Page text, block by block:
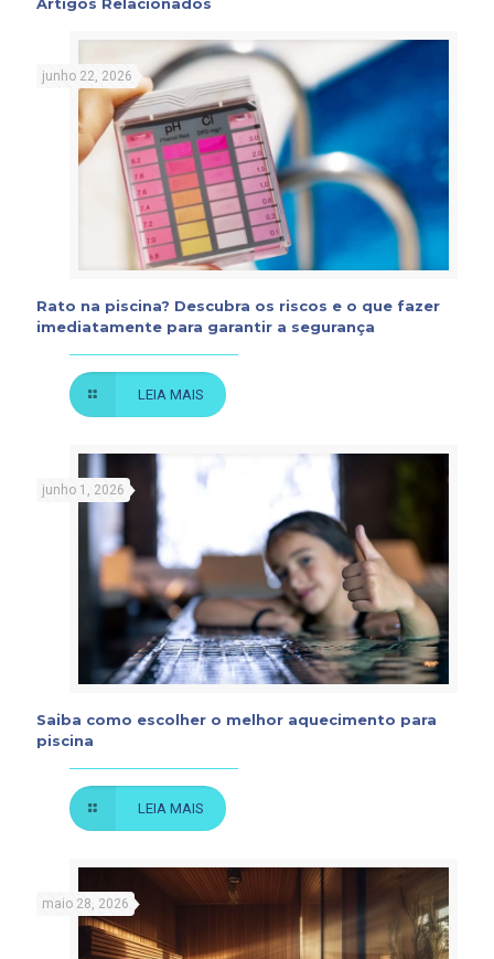
junho 22, 2026
Rato na piscina? Descubra os riscos e o que fazer
imediatamente para garantir a segurança
LEIA MAIS
junho 1, 2026
Saiba como escolher o melhor aquecimento para
piscina
LEIA MAIS
maio 28, 2026